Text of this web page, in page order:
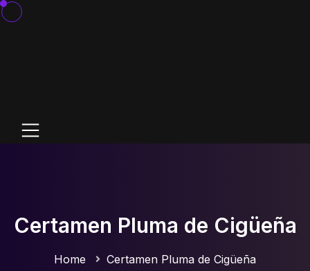
Certamen Pluma de Cigüeña
Home Certamen Pluma de Cigüeña